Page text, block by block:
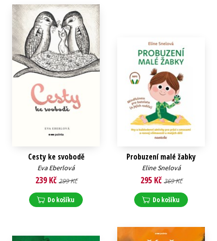
Cesty ke svobodě
Eva Eberlová
239 Kč 299 Kč
Do košíku
Probuzení malé žabky
Eline Snelová
295 Kč 369 Kč
Do košíku